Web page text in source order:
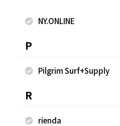
nano・universe
西宮ガーデンズ
NY.ONLINE
P
Pilgrim Surf+Supply
R
rienda